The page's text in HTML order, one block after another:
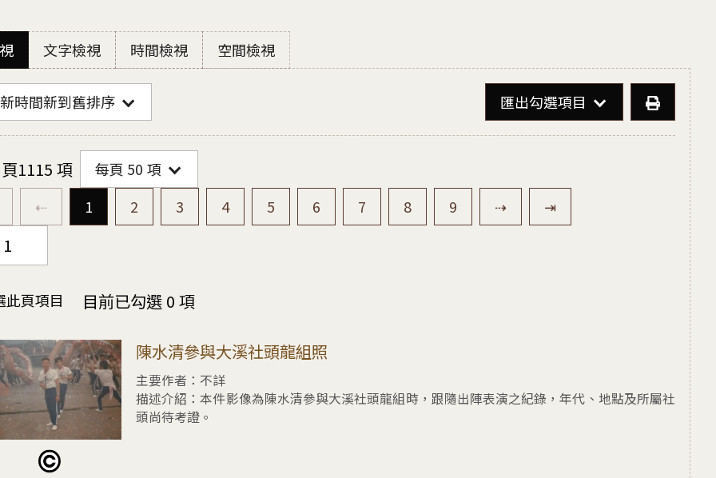
文字檢視 時間檢視 空間檢視
時間新到舊排序 匯出勾選項目 請使用 TAB 操作選
1115 項 每頁 50 項
一頁⇠ 上一頁前往
1 前往
2 前往
3 前往
4頁 前往
5 前往
6 前往
7 前往
8頁 前往
9 ⇢下一頁⇥最後一頁
此頁項目 目前已勾選 0 項
陳水清參與大溪社頭龍組照陳水清參與大溪社頭龍組照
主要作者：不詳
描述介紹：本件影像為陳水清參與大溪社頭龍組時，跟隨出陣表演之紀錄，年代、地點及所屬社
頭尚待考證。